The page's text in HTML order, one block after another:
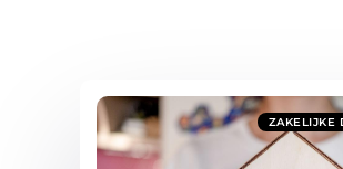
ZAKELIJKE